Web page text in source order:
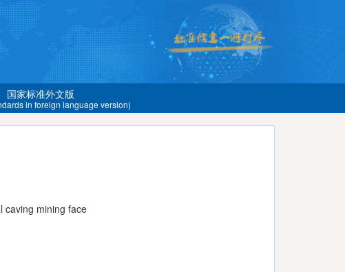
国家标准外文版
in foreign language version)
caving mining face